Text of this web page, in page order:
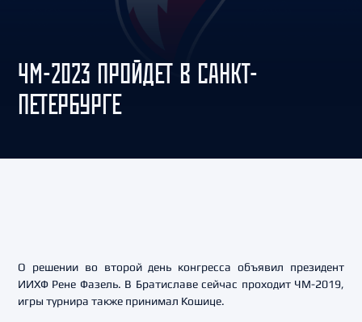
ЧМ-2023 ПРОЙДЕТ В САНКТ-
ПЕТЕРБУРГЕ
О решении во второй день конгресса объявил президент
ИИХФ Рене Фазель. В Братиславе сейчас проходит ЧМ-2019,
игры турнира также принимал Кошице.